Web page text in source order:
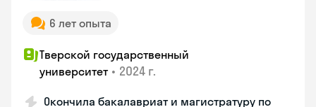
6 лет опыта
Тверской государственный
университет • 2024 г.
Окончила бакалавриат и магистратуру по